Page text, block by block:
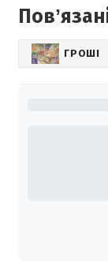
ГРОШІ